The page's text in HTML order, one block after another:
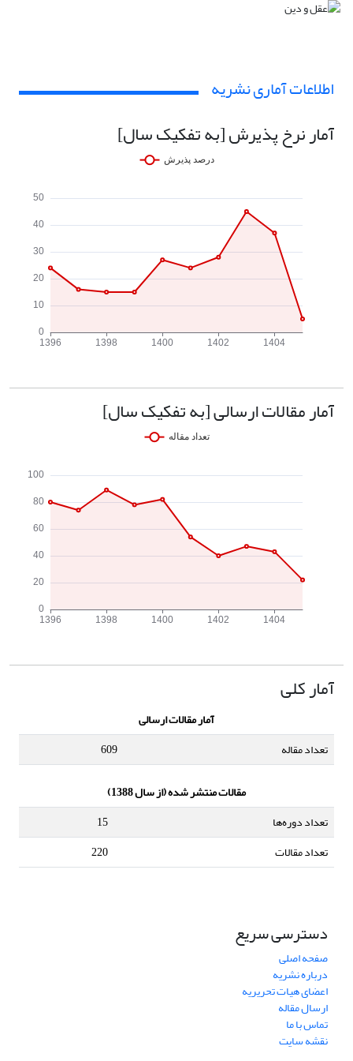
اطلاعات آماری نشریه
آمار نرخ پذیرش [به تفکیک سال]
آمار مقالات ارسالی [به تفکیک سال]
آمار کلی
آمار مقالات ارسالی
تعداد مقاله
609
مقالات منتشر شده (از سال 1388)
تعداد دوره‌ها
15
تعداد مقالات
220
دسترسی سریع
صفحه اصلی
درباره نشریه
اعضای هیات تحریریه
ارسال مقاله
تماس با ما
نقشه سایت